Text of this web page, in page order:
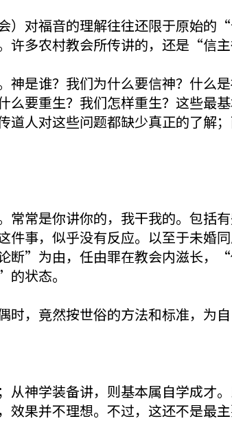
）对福音的理解往往还限于原始
许多农村教会所传讲的，还是“信
神是谁？我们为什么要信神？什么
么要重生？我们怎样重生？这些最
道人对这些问题都缺少真正的了解
常常是你讲你的，我干我的。包括
，似乎没有反应。以至于未婚
断”为由，任由罪在教会内滋长，
状态。
，竟然按世俗的方法和标准，为
从神学装备讲，则基本属自学成才
果并不理想。不过，这还不是最